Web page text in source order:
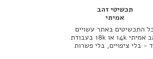
תכשיטי זהב
אמיתי
כל התכשיטים באתר עשויים
זהב אמיתי 14k או 18k בעבודת
- בלי ציפויים, בלי פשרות